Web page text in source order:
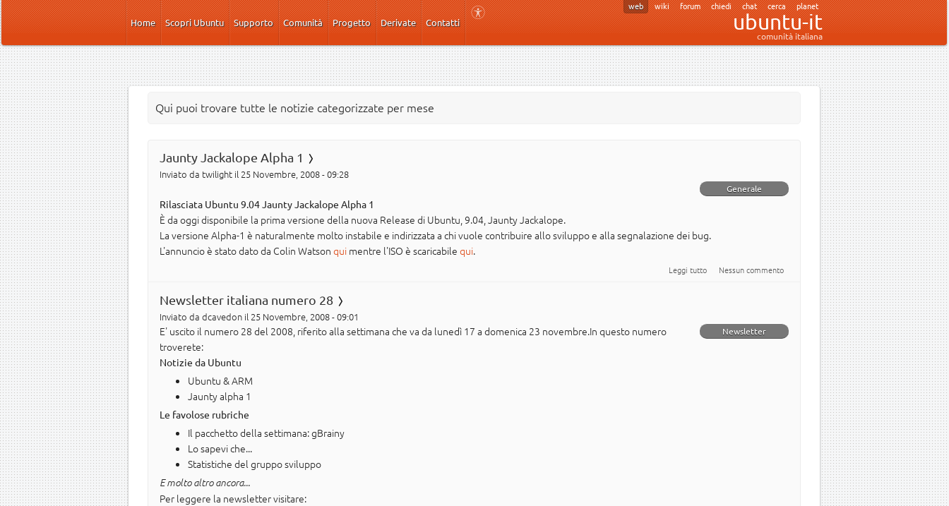
Salta al contenuto principale
Home
Scopri Ubuntu Supporto Comunità Progetto Derivate Contatti
web wiki forum chiedi chat cerca planet
ubuntu-it
comunità italiana
Qui puoi trovare tutte le notizie categorizzate per mese
Jaunty Jackalope Alpha 1
Inviato da twilight il 25 Novembre, 2008 - 09:28
Generale
Rilasciata Ubuntu 9.04 Jaunty Jackalope Alpha 1
È da oggi disponibile la prima versione della nuova Release di Ubuntu, 9.04, Jaunty Jackalope.
La versione Alpha-1 è naturalmente molto instabile e indirizzata a chi vuole contribuire allo sviluppo e alla segnalazione dei bug.
L'annuncio è stato dato da Colin Watson qui mentre l'ISO è scaricabile qui.
Leggi tutto su Jaunty Jackalope Alpha 1
Nessun commento
Newsletter italiana numero 28
Inviato da dcavedon il 25 Novembre, 2008 - 09:01
Newsletter
E' uscito il numero 28 del 2008, riferito alla settimana che va da lunedì 17 a domenica 23 novembre.In questo numero
troverete:
Notizie da Ubuntu
Ubuntu & ARM
Jaunty alpha 1
Le favolose rubriche
Il pacchetto della settimana: gBrainy
Lo sapevi che...
Statistiche del gruppo sviluppo
E molto altro ancora...
Per leggere la newsletter visitare: